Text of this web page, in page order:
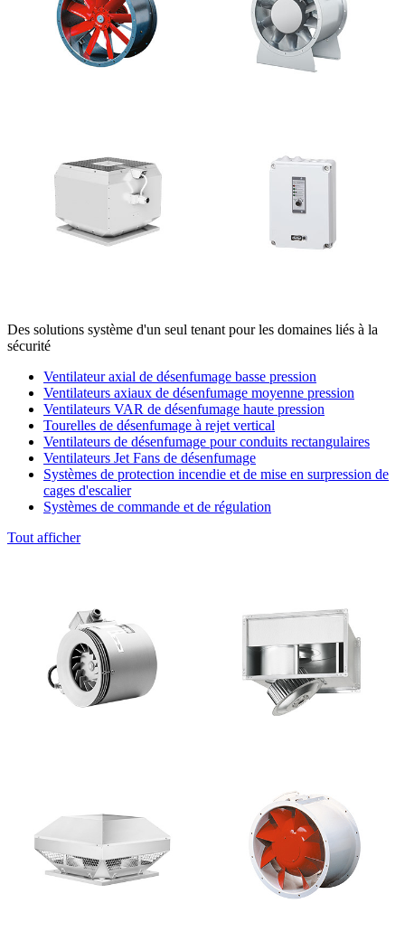
Des solutions système d'un seul tenant pour les domaines liés à la
sécurité
Ventilateur axial de désenfumage basse pression
Ventilateurs axiaux de désenfumage moyenne pression
Ventilateurs VAR de désenfumage haute pression
Tourelles de désenfumage à rejet vertical
Ventilateurs de désenfumage pour conduits rectangulaires
Ventilateurs Jet Fans de désenfumage
Systèmes de protection incendie et de mise en surpression de
cages d'escalier
Systèmes de commande et de régulation
Tout afficher